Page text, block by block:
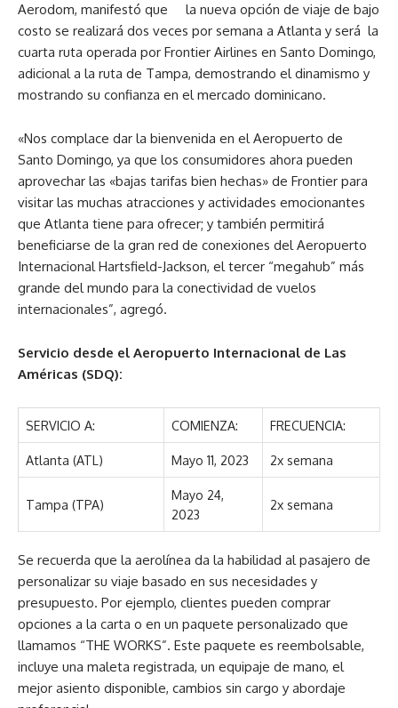
Aerodom, manifestó que la nueva opción de viaje de bajo
costo se realizará dos veces por semana a Atlanta y será la
cuarta ruta operada por Frontier Airlines en Santo Domingo,
adicional a la ruta de Tampa, demostrando el dinamismo y
mostrando su confianza en el mercado dominicano.
«Nos complace dar la bienvenida en el Aeropuerto de
Santo Domingo, ya que los consumidores ahora pueden
aprovechar las «bajas tarifas bien hechas» de Frontier para
visitar las muchas atracciones y actividades emocionantes
que Atlanta tiene para ofrecer; y también permitirá
beneficiarse de la gran red de conexiones del Aeropuerto
Internacional Hartsfield-Jackson, el tercer “megahub” más
grande del mundo para la conectividad de vuelos
internacionales”, agregó.
Servicio desde el Aeropuerto Internacional de Las
Américas (SDQ):
SERVICIO A: COMIENZA: FRECUENCIA:
Atlanta (ATL) Mayo 11, 2023 2x semana
Tampa (TPA)
Mayo 24,
2023
2x semana
Se recuerda que la aerolínea da la habilidad al pasajero de
personalizar su viaje basado en sus necesidades y
presupuesto. Por ejemplo, clientes pueden comprar
opciones a la carta o en un paquete personalizado que
llamamos “THE WORKS”. Este paquete es reembolsable,
incluye una maleta registrada, un equipaje de mano, el
mejor asiento disponible, cambios sin cargo y abordaje